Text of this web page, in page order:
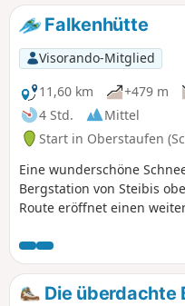
Falkenhütte
Visorando-Mitglied
11,60 km
+479 m
4 Std.
Mittel
Start in Oberstaufen
Eine wunderschöne
Bergstation von Steibis
Route eröffnet einen
Die überdachte